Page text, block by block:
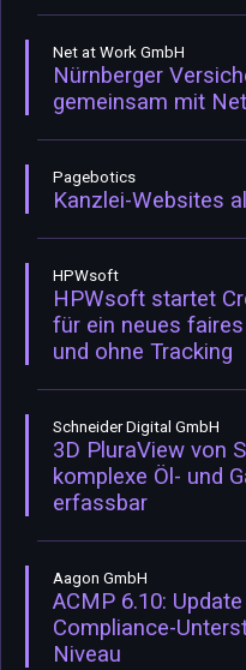
Net at Work GmbH
Nürnberger
gemeinsam mit
Pagebotics
Kanzlei-Websites
HPWsoft
HPWsoft startet
für ein neues
und ohne Tracking
Schneider Digital GmbH
3D PluraView von
komplexe Öl- und
erfassbar
Aagon GmbH
ACMP 6.10:
Compliance-
Niveau